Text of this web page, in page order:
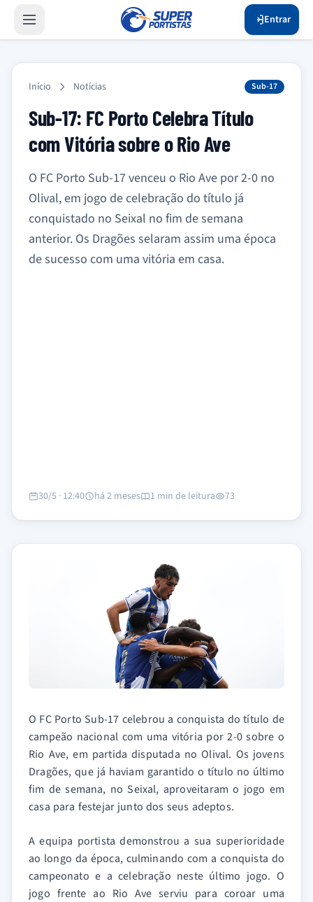
Entrar
Início Notícias Sub-17
Sub-17: FC Porto Celebra Título
com Vitória sobre o Rio Ave
O FC Porto Sub-17 venceu o Rio Ave por 2-0 no
Olival, em jogo de celebração do título já
conquistado no Seixal no fim de semana
anterior. Os Dragões selaram assim uma época
de sucesso com uma vitória em casa.
30/5 · 12:40 há 2 meses 1 min de leitura 73
O FC Porto Sub-17 celebrou a conquista do título de
campeão nacional com uma vitória por 2-0 sobre o
Rio Ave, em partida disputada no Olival. Os jovens
Dragões, que já haviam garantido o título no último
fim de semana, no Seixal, aproveitaram o jogo em
casa para festejar junto dos seus adeptos.
A equipa portista demonstrou a sua superioridade
ao longo da época, culminando com a conquista do
campeonato e a celebração neste último jogo. O
jogo frente ao Rio Ave serviu para coroar uma